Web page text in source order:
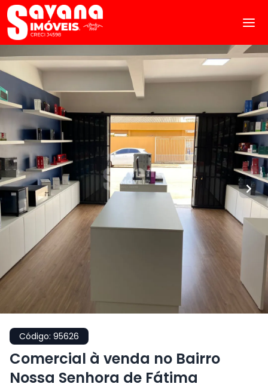
Código: 95626
Comercial à venda no Bairro
Nossa Senhora de Fátima